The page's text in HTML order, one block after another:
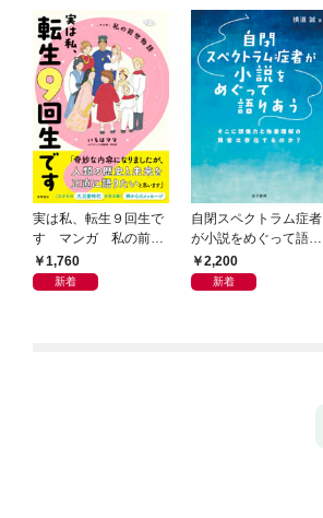
実は私、転生９回生で
す マンガ 私の前世
物語1,760
新着
自閉スペクトラム症者
が小説をめぐって語り
あう2,200
新着